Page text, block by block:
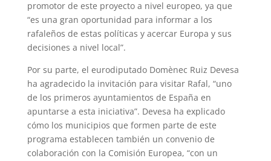
promotor de este proyecto a nivel europeo, ya que
“es una gran oportunidad para informar a los
rafaleños de estas políticas y acercar Europa y sus
decisiones a nivel local”.
Por su parte, el eurodiputado Domènec Ruiz Devesa
ha agradecido la invitación para visitar Rafal, “uno
de los primeros ayuntamientos de España en
apuntarse a esta iniciativa”. Devesa ha explicado
cómo los municipios que formen parte de este
programa establecen también un convenio de
colaboración con la Comisión Europea, “con un